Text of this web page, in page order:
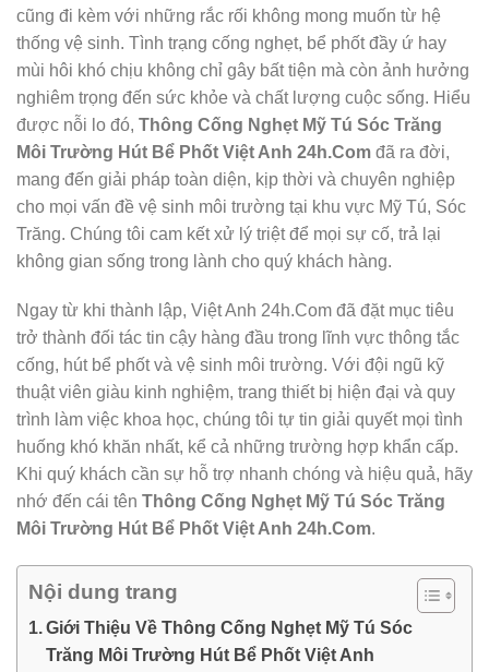
cũng đi kèm với những rắc rối không mong muốn từ hệ
thống vệ sinh. Tình trạng cống nghẹt, bể phốt đầy ứ hay
mùi hôi khó chịu không chỉ gây bất tiện mà còn ảnh hưởng
nghiêm trọng đến sức khỏe và chất lượng cuộc sống. Hiểu
được nỗi lo đó, Thông Cống Nghẹt Mỹ Tú Sóc Trăng
Môi Trường Hút Bể Phốt Việt Anh 24h.Com đã ra đời,
mang đến giải pháp toàn diện, kịp thời và chuyên nghiệp
cho mọi vấn đề vệ sinh môi trường tại khu vực Mỹ Tú, Sóc
Trăng. Chúng tôi cam kết xử lý triệt để mọi sự cố, trả lại
không gian sống trong lành cho quý khách hàng.
Ngay từ khi thành lập, Việt Anh 24h.Com đã đặt mục tiêu
trở thành đối tác tin cậy hàng đầu trong lĩnh vực thông tắc
cống, hút bể phốt và vệ sinh môi trường. Với đội ngũ kỹ
thuật viên giàu kinh nghiệm, trang thiết bị hiện đại và quy
trình làm việc khoa học, chúng tôi tự tin giải quyết mọi tình
huống khó khăn nhất, kể cả những trường hợp khẩn cấp.
Khi quý khách cần sự hỗ trợ nhanh chóng và hiệu quả, hãy
nhớ đến cái tên Thông Cống Nghẹt Mỹ Tú Sóc Trăng
Môi Trường Hút Bể Phốt Việt Anh 24h.Com.
Nội dung trang
Giới Thiệu Về Thông Cống Nghẹt Mỹ Tú Sóc
Trăng Môi Trường Hút Bể Phốt Việt Anh